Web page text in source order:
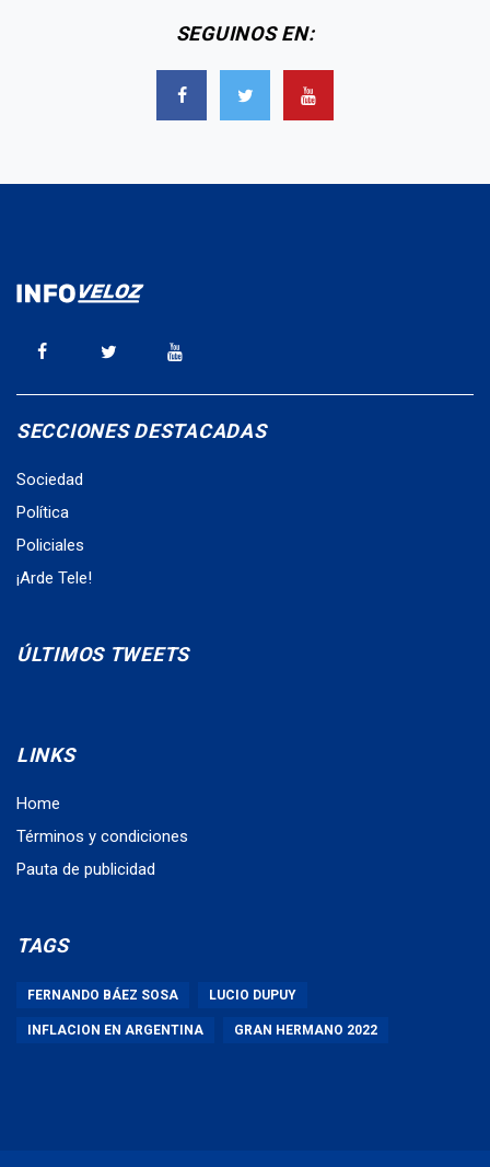
SEGUINOS EN:
SECCIONES DESTACADAS
Sociedad
Política
Policiales
¡Arde Tele!
ÚLTIMOS TWEETS
LINKS
Home
Términos y condiciones
Pauta de publicidad
TAGS
FERNANDO BÁEZ SOSA LUCIO DUPUY
INFLACION EN ARGENTINA GRAN HERMANO 2022